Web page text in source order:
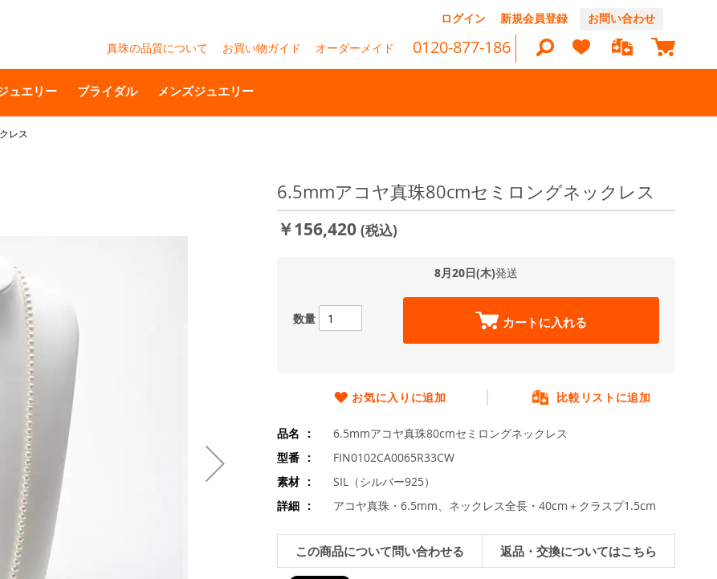
テ
ン
ツ
ログイン 新規会員登録 お問い合わせ
真珠の品質について お買い物ガイド オーダーメイド 0120-877-186 マイカ
ュエリー ブライダル メンズジュエリー
レス
6.5mmアコヤ真珠80cmセミロングネックレス
￥156,420 (税込)
8月20日(木)発送
数量 カートに入れる
お気に入りに追加 比較リストに追加
品名
6.5mmアコヤ真珠80cmセミロングネックレス
型番
FIN0102CA0065R33CW
素材
SIL（シルバー925）
詳細
アコヤ真珠・6.5mm、ネックレス全長・40cm＋クラスプ1.5cm
この商品について問い合わせる 返品・交換についてはこちら